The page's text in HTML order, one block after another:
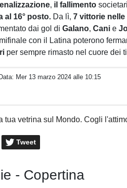
, il fallimento
al 16° posto. Da lì,7 vittorie nelle
dai gol diGalano,Canie
con il Latina poterono
per sempre rimasto nel cuore dei
Mer 13 marzo 2024 alle 10:15
tua vetrina sul Mondo. Cogli
Tweet
- Copertina